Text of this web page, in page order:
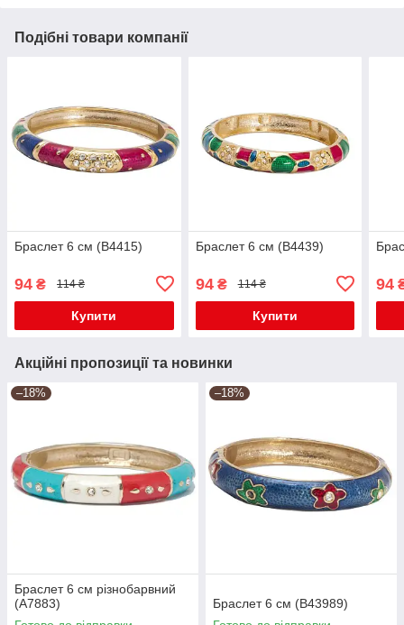
Подібні товари компанії
Браслет 6 см (В4415)
94 ₴ 114 ₴
Купити
Браслет 6 см (В4439)
94₴ 114 ₴
Купити
94
Акційні пропозиції та новинки
–18%
Браслет 6 см різнобарвний
(А7883)
–18%
Браслет 6 см (В43989)